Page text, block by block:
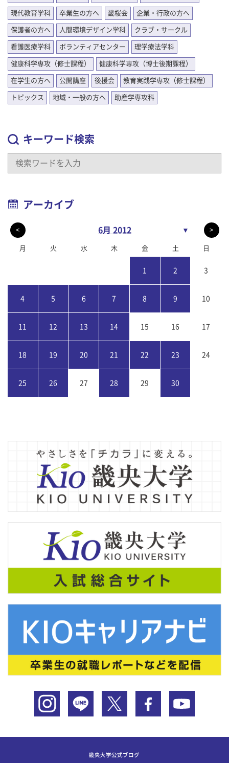
現代教育学科 卒業生の方へ 畿桜会 企業・行政の方へ
保護者の方へ 人間環境デザイン学科 クラブ・サークル
看護医療学科 ボランティアセンター 理学療法学科
健康科学専攻（修士課程） 健康科学専攻（博士後期課程）
在学生の方へ 公開講座 後援会 教育実践学専攻（修士課程）
トピックス 地域・一般の方へ 助産学専攻科
キーワード検索
アーカイブ
< 6月 2012 ▼ >
月 火 水 木 金 土 日
1 2 3
4 5 6 7 8 9 10
11 12 13 14 15 16 17
18 19 20 21 22 23 24
25 26 27 28 29 30